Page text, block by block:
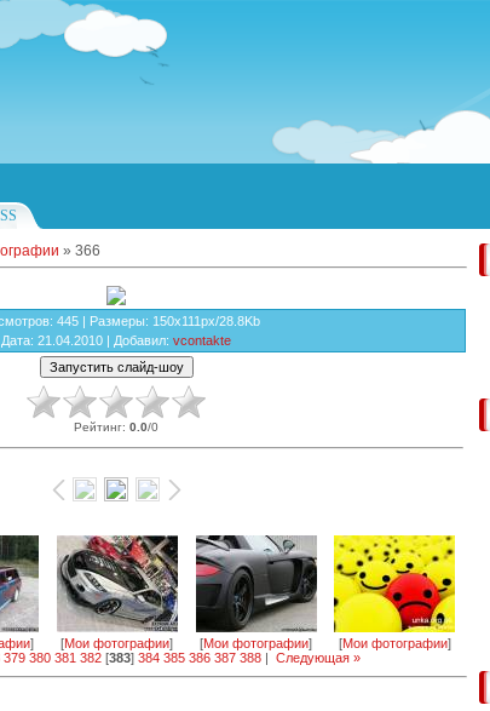
» 366
: 445 | Размеры: 150x111px/28.8Kb
Дата: 21.04.2010 | Добавил: vcontakte
Рейтинг: 0.0/0
] [Мои фотографии] [Мои фотографии] [Мои фотографии]
379 380 381 382 [383] 384 385 386 387 388 | Следующая »